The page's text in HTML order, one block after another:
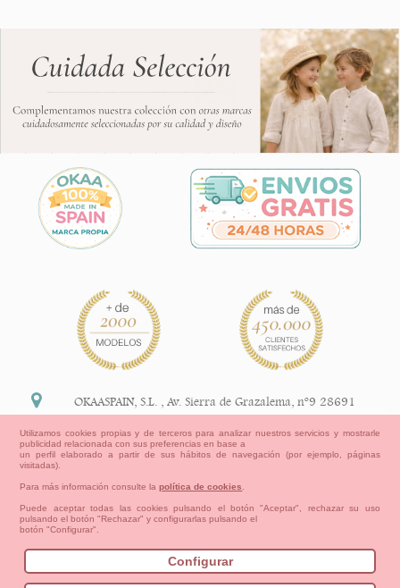
Información Legal
política de devoluciones y reembolsos
Aviso Legal Aviso Cookies
OKAASPAIN, S.L. ,Av. Sierra de Grazalema, nº9 28691
+34 91 113 89 09
Utilizamos cookies propias y de terceros para analizar nuestros servicios y mostrarle
publicidad relacionada con sus preferencias en base a
un perfil elaborado a partir de sus hábitos de navegación (por ejemplo, páginas
visitadas).
Para más información consulte lapolítica de cookies
Puede aceptar todas las cookies pulsando el botón "Aceptar", rechazar su uso
pulsando el botón "Rechazar" y configurarlas pulsando el
botón "Configurar".
Configurar